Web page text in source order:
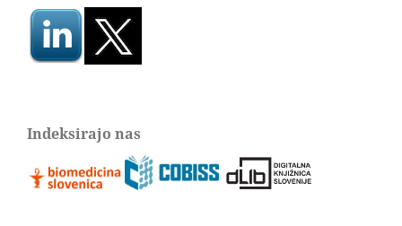
Indeksirajo nas